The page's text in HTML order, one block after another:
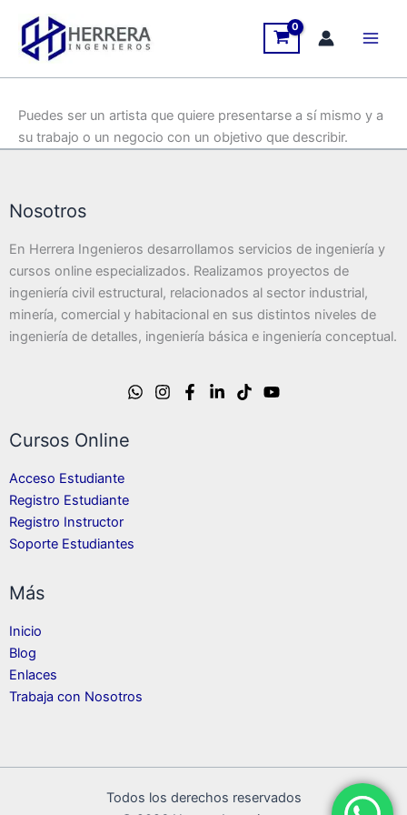
contenido
Puedes ser un artista que quiere presentarse a sí mismo y a
su trabajo o un negocio con un objetivo que describir.
Nosotros
En Herrera Ingenieros desarrollamos servicios de ingeniería y
cursos online especializados. Realizamos proyectos de
ingeniería civil estructural, relacionados al sector industrial,
minería, comercial y habitacional en sus distintos niveles de
ingeniería de detalles, ingeniería básica e ingeniería conceptual.
Cursos Online
Acceso Estudiante
Registro Estudiante
Registro Instructor
Soporte Estudiantes
Más
Inicio
Blog
Enlaces
Trabaja con Nosotros
Todos los derechos reservados